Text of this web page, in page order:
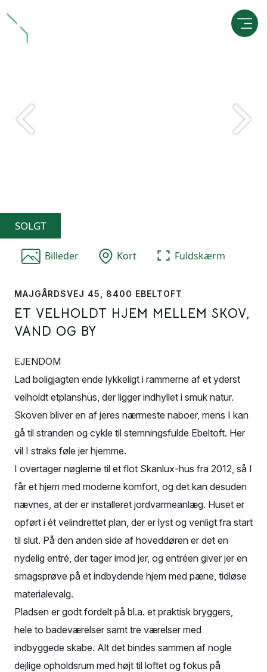
SOLGT
Billeder Kort Fuldskærm
MAJGÅRDSVEJ 45, 8400 EBELTOFT
ET VELHOLDT HJEM MELLEM SKOV,
VAND OG BY
EJENDOM
Lad boligjagten ende lykkeligt i rammerne af et yderst
velholdt etplanshus, der ligger indhyllet i smuk natur.
Skoven bliver en af jeres nærmeste naboer, mens I kan
gå til stranden og cykle til stemningsfulde Ebeltoft. Her
vil I straks føle jer hjemme.
I overtager nøglerne til et flot Skanlux-hus fra 2012, så I
får et hjem med moderne komfort, og det kan desuden
nævnes, at der er installeret jordvarmeanlæg. Huset er
opført i ét velindrettet plan, der er lyst og venligt fra start
til slut. På den anden side af hoveddøren er det en
nydelig entré, der tager imod jer, og entréen giver jer en
smagsprøve på et indbydende hjem med pæne, tidløse
materialevalg.
Pladsen er godt fordelt på bl.a. et praktisk bryggers,
hele to badeværelser samt tre værelser med
indbyggede skabe. Alt det bindes sammen af nogle
dejlige opholdsrum med højt til loftet og fokus på